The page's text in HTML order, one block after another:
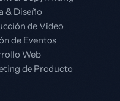
& Diseño
de Vídeo
de Eventos
Web
de Producto